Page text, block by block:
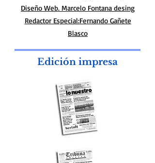
Monteverde 3297 - Olivos | 15 6752 3949
diariolonuestro@gmail.com
Diseño Web. Marcelo Fontana desing
Edición impresa